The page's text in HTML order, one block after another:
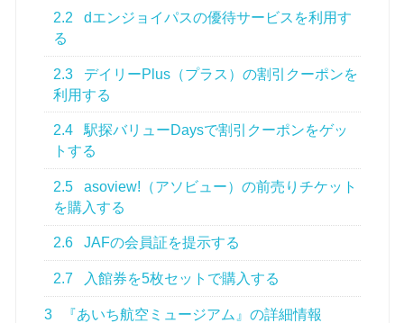
2.2
dエンジョイパスの優待サービスを利用す
る
2.3
デイリーPlus（プラス）の割引クーポンを
利用する
2.4
駅探バリューDaysで割引クーポンをゲッ
トする
2.5
asoview!（アソビュー）の前売りチケット
を購入する
2.6 JAFの会員証を提示する
2.7 入館券を5枚セットで購入する
3 『あいち航空ミュージアム』の詳細情報